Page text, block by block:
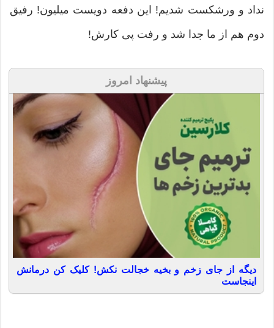
نداد و ورشکست شدیم! این دفعه دویست میلیون! رفیق
دوم هم از ما جدا شد و رفت پی کارش!
پیشنهاد امروز
دیگه از جای زخم و بخیه خجالت نکش! کلیک کن درمانش
اینجاست